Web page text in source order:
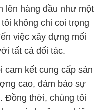
lên hàng đầu như một
không chỉ coi trọng
việc xây dựng mối
tất cả đối tác.
cam kết cung cấp sản
cao, đảm bảo sự
Đồng thời, chúng tôi